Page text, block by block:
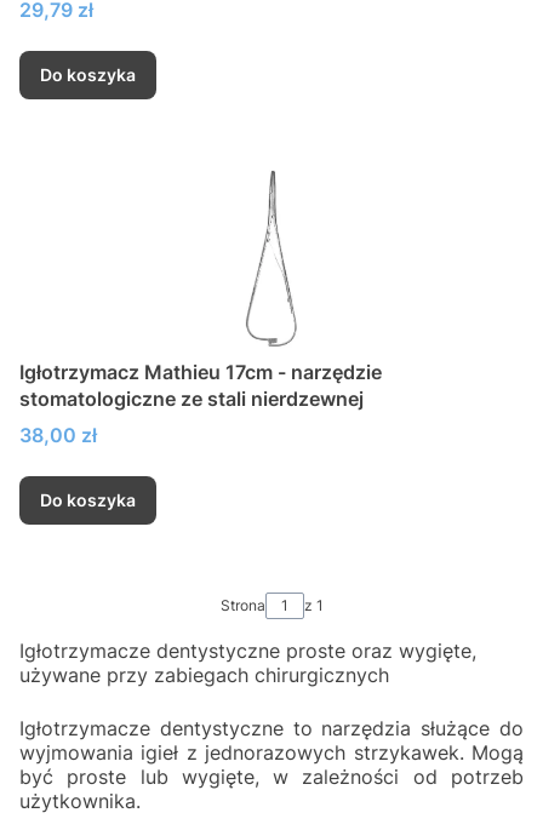
Cena
29,79 zł
Do koszyka
Igłotrzymacz Mathieu 17cm - narzędzie
stomatologiczne ze stali nierdzewnej
Cena
38,00 zł
Do koszyka
Strona z 1
Igłotrzymacze dentystyczne proste oraz wygięte,
używane przy zabiegach chirurgicznych
Igłotrzymacze dentystyczne to narzędzia służące do
wyjmowania igieł z jednorazowych strzykawek. Mogą
być proste lub wygięte, w zależności od potrzeb
użytkownika.